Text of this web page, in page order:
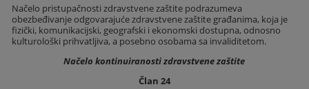
Načelo pristupačnosti zdravstvene zaštite podrazumeva
obezbeđivanje odgovarajuće zdravstvene zaštite građanima, koja je
fizički, komunikacijski, geografski i ekonomski dostupna, odnosno
kulturološki prihvatljiva, a posebno osobama sa invaliditetom.
Načelo kontinuiranosti zdravstvene zaštite
Član 24